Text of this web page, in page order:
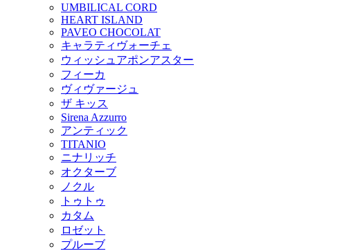
UMBILICAL CORD
HEART ISLAND
PAVEO CHOCOLAT
キャラティヴォーチェ
ウィッシュアポンアスター
フィーカ
ヴィヴァージュ
ザ キッス
Sirena Azzurro
アンティック
TITANIO
ニナリッチ
オクターブ
ノクル
トゥトゥ
カタム
ロゼット
プルーブ